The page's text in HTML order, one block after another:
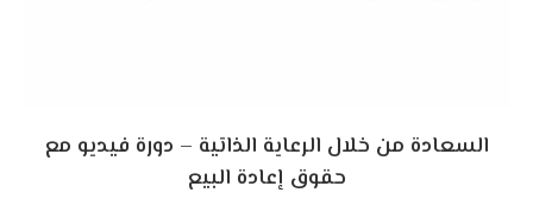
السعادة من خلال الرعاية الذاتية – دورة فيديو مع
حقوق إعادة البيع